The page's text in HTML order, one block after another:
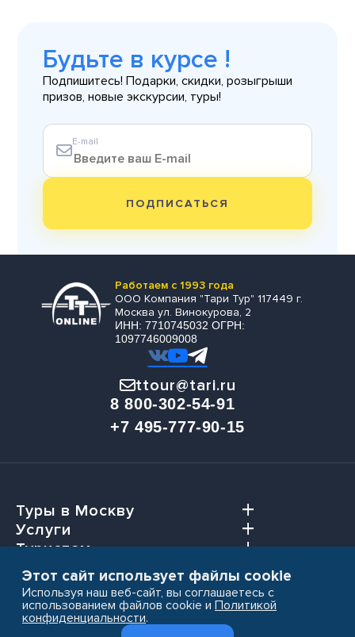
Будьте в курсе !
Подпишитесь! Подарки, скидки, розыгрыши
призов, новые экскурсии, туры!
E-mail
ПОДПИСАТЬСЯ
Работаем с 1993 года
ООО Компания "Тари Тур" 117449 г.
Москва ул. Винокурова, 2
ИНН: 7710745032 ОГРН:
1097746009008
ttour@tari.ru
8 800-302-54-91
+7 495-777-90-15
Туры в Москву
Услуги
Туристам
Агентствам
Этот сайт использует файлы cookie
Используя наш веб-сайт, вы соглашаетесь с
использованием файлов cookie и Политикой
конфиденциальности.